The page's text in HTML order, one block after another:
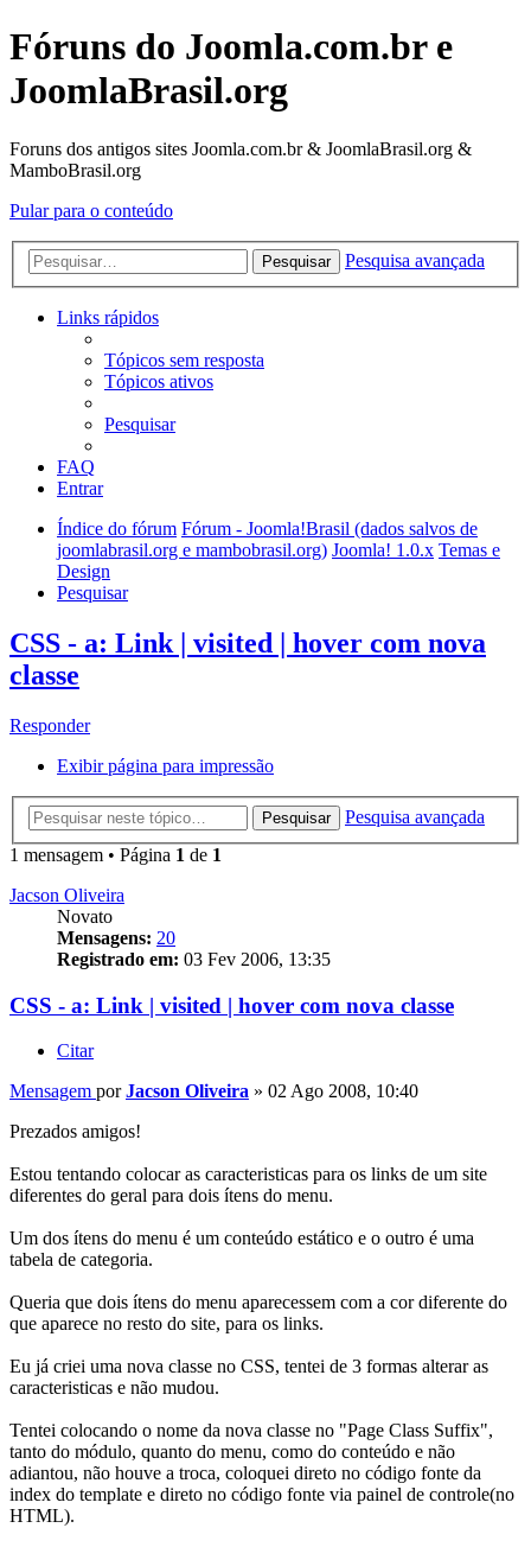
Fóruns do Joomla.com.br e
JoomlaBrasil.org
Foruns dos antigos sites Joomla.com.br & JoomlaBrasil.org &
MamboBrasil.org
Pular para o conteúdo
Pesquisar Pesquisa avançada
Links rápidos
Tópicos sem resposta
Tópicos ativos
Pesquisar
FAQ
Entrar
Índice do fórum Fórum - Joomla!Brasil (dados salvos de
joomlabrasil.org e mambobrasil.org) Joomla! 1.0.x Temas e
Design
Pesquisar
CSS - a: Link | visited | hover com nova
classe
Responder
Exibir página para impressão
Pesquisar
Pesquisa avançada
1 mensagem • Página 1 de 1
Jacson Oliveira
Novato
Mensagens: 20
Registrado em: 03 Fev 2006, 13:35
CSS - a: Link | visited | hover com nova classe
Citar
Mensagem porJacson Oliveira » 02 Ago 2008, 10:40
Prezados amigos!
Estou tentando colocar as caracteristicas para os links de um site
diferentes do geral para dois ítens do menu.
Um dos ítens do menu é um conteúdo estático e o outro é uma
tabela de categoria.
Queria que dois ítens do menu aparecessem com a cor diferente do
que aparece no resto do site, para os links.
Eu já criei uma nova classe no CSS, tentei de 3 formas alterar as
caracteristicas e não mudou.
Tentei colocando o nome da nova classe no "Page Class Suffix",
tanto do módulo, quanto do menu, como do conteúdo e não
adiantou, não houve a troca, coloquei direto no código fonte da
index do template e direto no código fonte via painel de controle(no
HTML).